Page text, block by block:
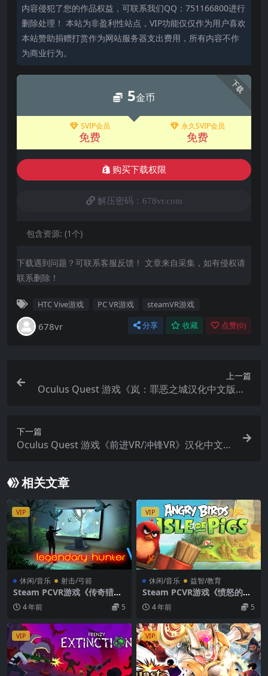
内容侵犯了您的作品权益，可联系我们QQ：751166800进行
删除处理！ 本站为非盈利性站点，VIP功能仅仅作为用户喜欢
本站赞助捐赠打赏作为网站服务器支出费用，所有内容不作
为商业行为。
下载
5金币
SVIP会员
免费
永久SVIP会员
免费
购买下载权限
解压密码：678vr.com
包含资源: (1个)
下载遇到问题？可联系客服反馈！ 文章来自采集，如有侵权请
联系删除！
HTC Vive游戏 PC VR游戏 steamVR游戏
678vr 分享 收藏 点赞(0)
上一篇
Oculus Quest 游戏《岚：罪恶之城汉化中文版》A
下一篇
Oculus Quest 游戏《前进VR/冲锋VR》汉化中文版
相关文章
VIP
休闲/音乐 射击/弓箭
Steam PCVR游戏《传奇猎人
VR》Legendary Hunter VR
4 年前 5
VIP
休闲/音乐 益智/教育
Steam PCVR游戏《愤怒的小
鸟VR》Angry Birds VR: Isle
of Pigs
4 年前 5
VIP VIP